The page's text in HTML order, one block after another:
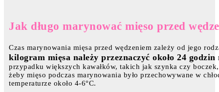
Jak długo marynować mięso przed
Czas marynowania mięsa przed wędzeniem zależy od jego
kilogram mięsa należy przeznaczyć około 24
przypadku większych kawałków, takich jak szynka czy
żeby mięso podczas marynowania było przechowywane w
temperaturze około 4-6°C.